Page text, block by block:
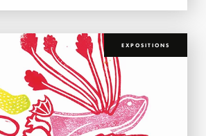
EXPOSITIONS